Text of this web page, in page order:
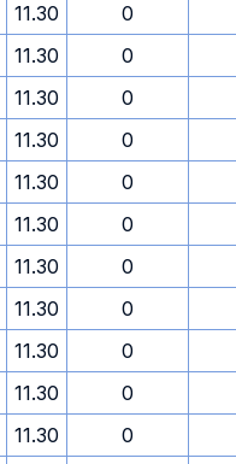
11.30 0
11.30 0
11.30 0
11.30 0
11.30 0
11.30 0
11.30 0
11.30 0
11.30 0
11.30 0
11.30 0